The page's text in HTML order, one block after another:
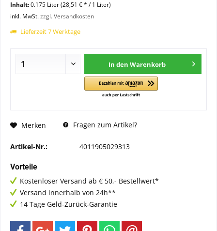
Inhalt:0.175 Liter (28,51 € * / 1 Liter)
inkl. MwSt.zzgl. Versandkosten
Lieferzeit 7 Werktage
In den Warenkorb
Merken Fragen zum Artikel?
Artikel-Nr.: 4011905029313
Vorteile
Kostenloser Versand ab € 50,- Bestellwert*
Versand innerhalb von 24h**
14 Tage Geld-Zurück-Garantie